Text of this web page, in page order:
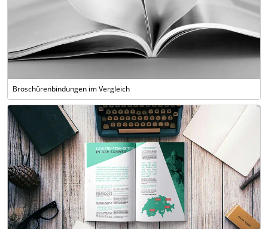
Broschürenbindungen im Vergleich